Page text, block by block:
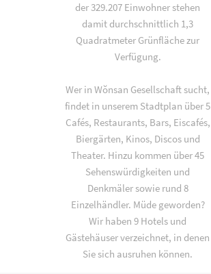
der 329.207 Einwohner stehen
damit durchschnittlich 1,3
Quadratmeter Grünfläche zur
Verfügung.
Wer in Wŏnsan Gesellschaft sucht,
findet in unserem Stadtplan über 5
Cafés, Restaurants, Bars, Eiscafés,
Biergärten, Kinos, Discos und
Theater. Hinzu kommen über 45
Sehenswürdigkeiten und
Denkmäler sowie rund 8
Einzelhändler. Müde geworden?
Wir haben 9 Hotels und
Gästehäuser verzeichnet, in denen
Sie sich ausruhen können.